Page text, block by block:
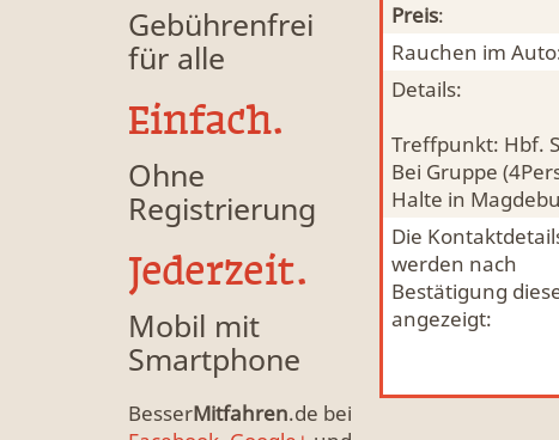
Gebührenfrei
für alle
Einfach.
Ohne
Registrierung
Jederzeit.
Mobil mit
Smartphone
BesserMitfahren.de bei
Preis:
Rauchen im
Details:
Treffpunkt: Hbf.
Bei Gruppe
Halte in
Die
werden nach
Bestätigung
angezeigt: